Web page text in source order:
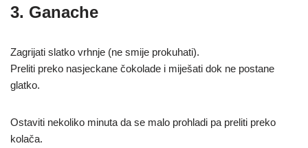
3. Ganache
Zagrijati slatko vrhnje (ne smije prokuhati).
Preliti preko nasjeckane čokolade i miješati dok ne postane
glatko.
Ostaviti nekoliko minuta da se malo prohladi pa preliti preko
kolača.